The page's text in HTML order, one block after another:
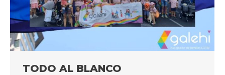
TODO AL BLANCO